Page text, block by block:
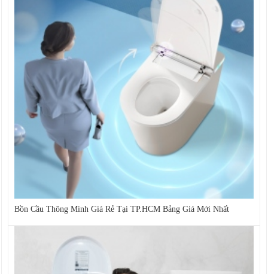
Bồn Cầu Thông Minh Giá Rẻ Tại TP.HCM Bảng Giá Mới Nhất